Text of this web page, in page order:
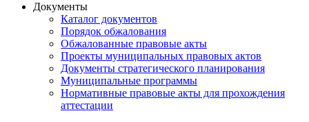
Документы
Каталог документов
Порядок обжалования
Обжалованные правовые акты
Проекты муниципальных правовых актов
Документы стратегического планирования
Муниципальные программы
Нормативные правовые акты для прохождения
аттестации